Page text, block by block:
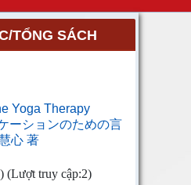
TỔNG SÁCH
Yoga Therapy
ーションのための言
心 著
(Lượt truy cập:2)